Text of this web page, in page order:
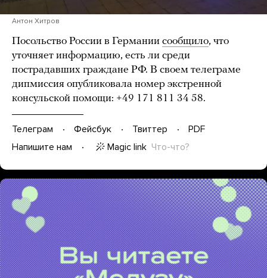
Антон Хитров
Посольство России в Германии сообщило, что
уточняет информацию, есть ли среди
пострадавших граждане РФ. В своем телеграме
дипмиссия опубликовала номер экстренной
консульской помощи: +49 171 811 34 58.
Телеграм Фейсбук Твиттер
PDF
Напишите нам
Magic link Что-что?